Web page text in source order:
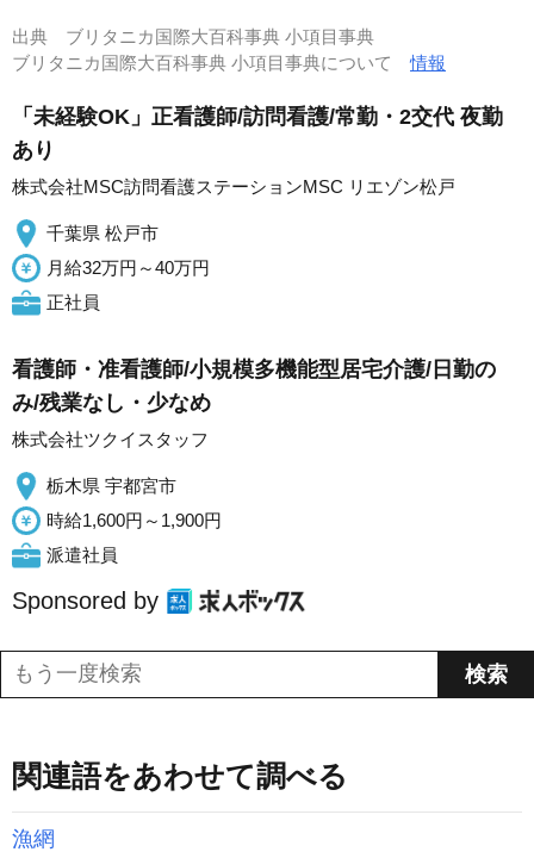
出典 ブリタニカ国際大百科事典 小項目事典
ブリタニカ国際大百科事典 小項目事典について情報
「未経験OK」正看護師/訪問看護/常勤・2交代 夜勤
あり
株式会社MSC訪問看護ステーションMSC リエゾン松戸
千葉県 松戸市
月給32万円～40万円
正社員
看護師・准看護師/小規模多機能型居宅介護/日勤の
み/残業なし・少なめ
株式会社ツクイスタッフ
栃木県 宇都宮市
時給1,600円～1,900円
派遣社員
Sponsored by
関連語をあわせて調べる
漁網